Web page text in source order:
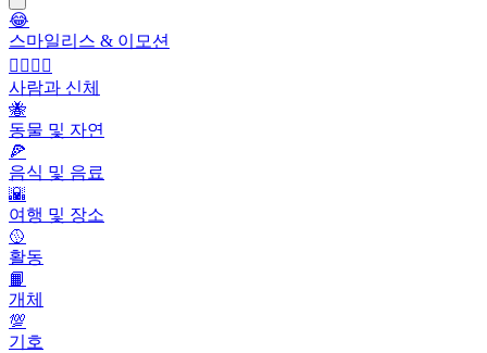
😂
스마일리스 & 이모션
👩‍❤️‍💋‍👨
사람과 신체
🐝
동물 및 자연
🍕
음식 및 음료
🌇
여행 및 장소
🥎
활동
📙
개체
💯
기호